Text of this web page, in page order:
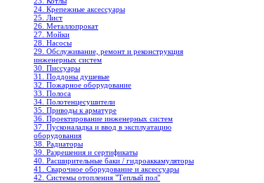
24. Крепежные аксессуары
25. Лист
26. Металлопрокат
27. Мойки
28. Насосы
29. Обслуживание, ремонт и реконструкция
инженерных систем
30. Писсуары
31. Поддоны душевые
32. Пожарное оборудование
33. Полоса
34. Полотенцесушители
35. Приводы к арматуре
36. Проектирование инженерных систем
37. Пусконаладка и ввод в эксплуатацию
оборудования
38. Радиаторы
39. Разрешения и сертификаты
40. Расширительные баки / гидроаккамуляторы
41. Сварочное оборудование и аксессуары
42. Системы отопления "Теплый пол"